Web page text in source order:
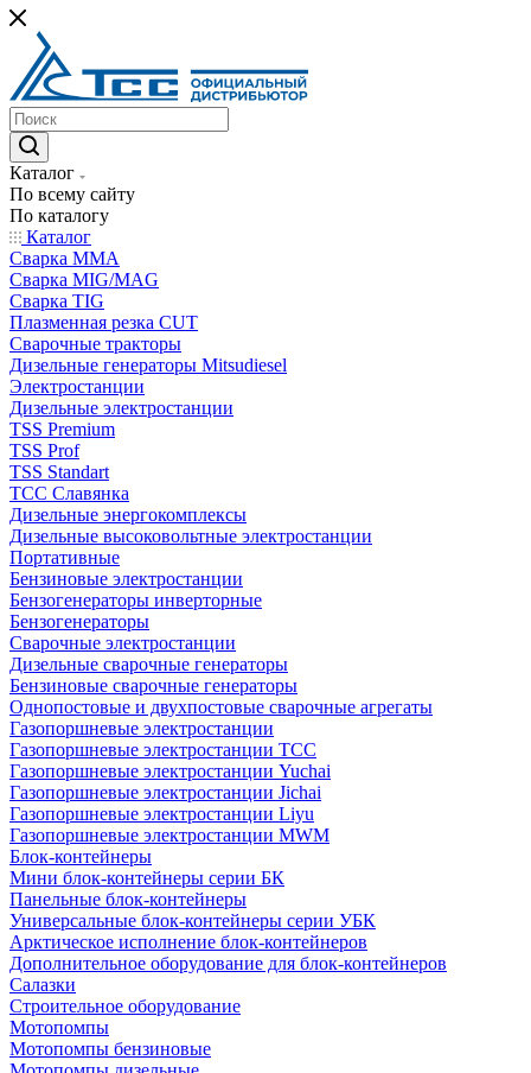
Каталог
По всему сайту
По каталогу
Каталог
Сварка MMA
Сварка MIG/MAG
Сварка TIG
Плазменная резка CUT
Сварочные тракторы
Дизельные генераторы Mitsudiesel
Электростанции
Дизельные электростанции
TSS Premium
TSS Prof
TSS Standart
ТСС Славянка
Дизельные энергокомплексы
Дизельные высоковольтные электростанции
Портативные
Бензиновые электростанции
Бензогенераторы инверторные
Бензогенераторы
Сварочные электростанции
Дизельные сварочные генераторы
Бензиновые сварочные генераторы
Однопостовые и двухпостовые сварочные агрегаты
Газопоршневые электростанции
Газопоршневые электростанции ТСС
Газопоршневые электростанции Yuchai
Газопоршневые электростанции Jichai
Газопоршневые электростанции Liyu
Газопоршневые электростанции MWM
Блок-контейнеры
Мини блок-контейнеры серии БК
Панельные блок-контейнеры
Универсальные блок-контейнеры серии УБК
Арктическое исполнение блок-контейнеров
Дополнительное оборудование для блок-контейнеров
Салазки
Строительное оборудование
Мотопомпы
Мотопомпы бензиновые